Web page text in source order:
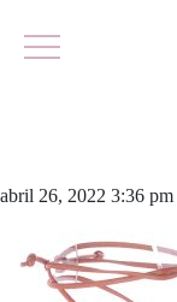
abril 26, 2022 3:36 pm